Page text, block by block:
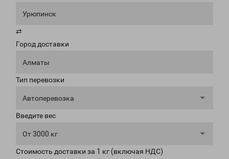
Урюпинск
⇄
Город доставки
Алматы
Тип перевозки
Автоперевозка
Введите вес
От 3000 кг
Стоимость доставки за 1 кг (включая НДС)